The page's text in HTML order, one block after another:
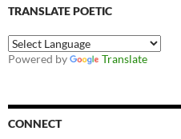
TRANSLATE POETIC
Powered by Translate
CONNECT